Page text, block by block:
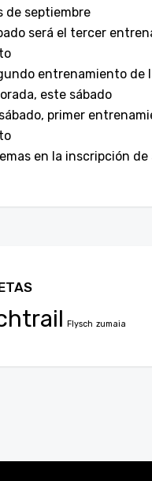
de septiembre
será el tercer
entrenamiento de
este sábado
primer
en la inscripción de
Flysch zumaia